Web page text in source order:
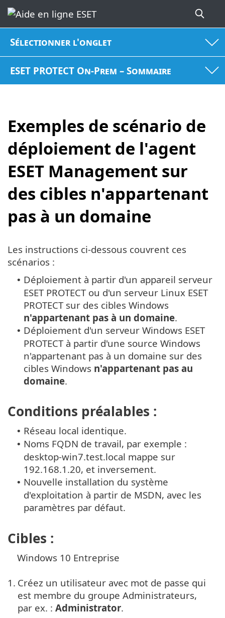
Sélectionner l'onglet
ESET PROTECT On-Prem – Sommaire
Exemples de scénario de
déploiement de l'agent
ESET Management sur
des cibles n'appartenant
pas à un domaine
Les instructions ci-dessous couvrent ces
scénarios :
• Déploiement à partir d'un appareil serveur
ESET PROTECT ou d'un serveur Linux ESET
PROTECT sur des cibles Windows
n'appartenant pas à un domaine.
• Déploiement d'un serveur Windows ESET
PROTECT à partir d'une source Windows
n'appartenant pas à un domaine sur des
cibles Windows n'appartenant pas au
domaine.
Conditions préalables :
• Réseau local identique.
• Noms FQDN de travail, par exemple :
desktop-win7.test.local mappe sur
192.168.1.20, et inversement.
• Nouvelle installation du système
d'exploitation à partir de MSDN, avec les
paramètres par défaut.
Cibles :
Windows 10 Entreprise
1. Créez un utilisateur avec mot de passe qui
est membre du groupe Administrateurs,
par ex. : Administrator.